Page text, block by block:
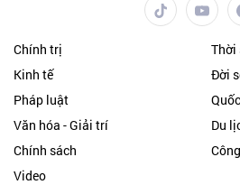
Chính trị
Thời
Kinh tế
Đời
Pháp luật
Văn hóa - Giải trí
Du
Chính sách
Video